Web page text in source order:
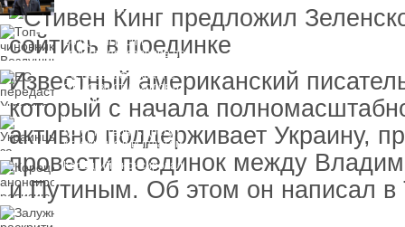
пресечения
Топ-чиновнику
Воздушных сил
вручили подозрение по
1 млрд гривен
ЕС передаст Украине
средства от доходов от
замороженных активов
России
Украинцы за рубежом
могут потерять доступ
к госжилью и выплатам
Корецкий анонсировал
ревизию госбюджета
Известный американский
который с начала
активно поддерживает Украину,
провести поединок между
и Путиным. Об этом он написал в